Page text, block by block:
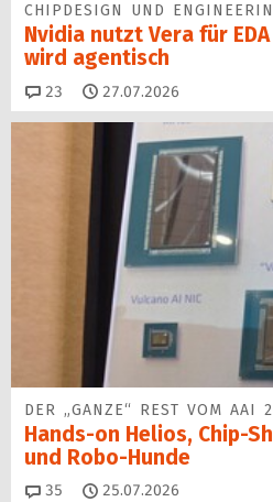
CHIPDESIGN UND
Nvidia nutzt Vera für
wird agentisch
23 Kommentare
27.07.2026
DER „GANZE“ REST VOM AAI
Hands-on Helios, Chip-
und Robo-Hunde
35 Kommentare
25.07.2026